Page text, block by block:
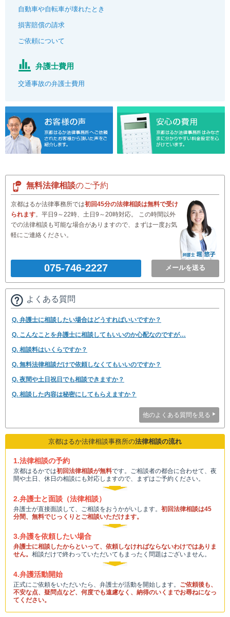
自動車や自転車が壊れたとき
損害賠償の請求
ご依頼について
弁護士費用
交通事故の弁護士費用
無料法律相談のご予約
京都はるか法律事務所では初回45分の法律相談は無料で受け
られます。平日9～22時、土日9～20時対応。 この時間以外
での法律相談も可能な場合がありますので、まずは一度お気
軽にご連絡ください。
075-746-2227 メールを送る
よくある質問
Q. 弁護士に相談したい場合はどうすればいいですか？
Q. こんなことを弁護士に相談してもいいのか心配なのですが…
Q. 相談料はいくらですか？
Q. 無料法律相談だけで依頼しなくてもいいのですか？
Q. 夜間や土日祝日でも相談できますか？
Q. 相談した内容は秘密にしてもらえますか？
他のよくある質問を見る
京都はるか法律相談事務所の法律相談の流れ
1.法律相談の予約
京都はるかでは初回法律相談が無料です。ご相談者の都合に合わせて、夜
間や土日、休日の相談にも対応しますので、まずはご予約ください。
2.弁護士と面談（法律相談）
弁護士が直接面談して、ご相談をおうかがいします。 初回法律相談は45
分間、無料でじっくりとご相談いただけます。
3.弁護を依頼したい場合
弁護士に相談したからといって、依頼しなければならないわけではありま
せん。 相談だけで終わっていただいてもまったく問題はございません。
4.弁護活動開始
正式にご依頼をいただいたら、弁護士が活動を開始します。 ご依頼後も、
不安な点、疑問点など、何度でも遠慮なく、納得のいくまでお尋ねになっ
てください。